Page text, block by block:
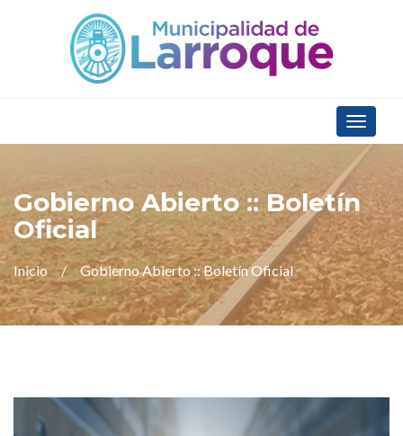
Toggle
Gobierno Abierto :: Boletín
Oficial
Inicio Gobierno Abierto :: Boletín Oficial